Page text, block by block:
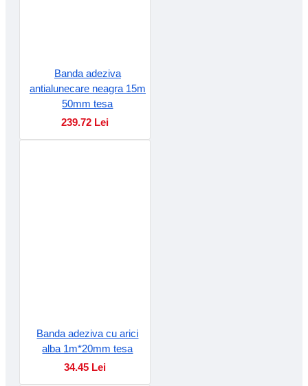
Banda adeziva
antialunecare neagra 15m
50mm tesa
239.72 Lei
Banda adeziva cu arici
alba 1m*20mm tesa
34.45 Lei